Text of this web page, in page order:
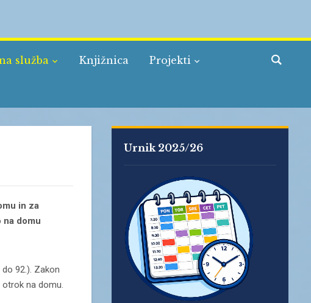
služba Knjižnica Projekti
in za
domu
92.). Zakon
na domu.
Urnik 2025/26